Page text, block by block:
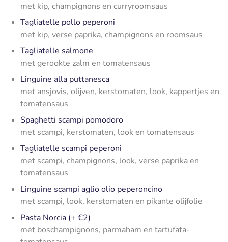
met kip, champignons en curryroomsaus
Tagliatelle pollo peperoni
met kip, verse paprika, champignons en roomsaus
Tagliatelle salmone
met gerookte zalm en tomatensaus
Linguine alla puttanesca
met ansjovis, olijven, kerstomaten, look, kappertjes en
tomatensaus
Spaghetti scampi pomodoro
met scampi, kerstomaten, look en tomatensaus
Tagliatelle scampi peperoni
met scampi, champignons, look, verse paprika en
tomatensaus
Linguine scampi aglio olio peperoncino
met scampi, look, kerstomaten en pikante olijfolie
Pasta Norcia (+ €2)
met boschampignons, parmaham en tartufata-